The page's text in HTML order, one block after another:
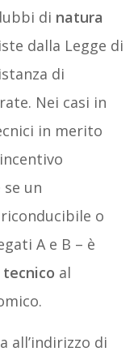
di natura
dalla Legge di
di
Nei casi in
in merito
un
o
A e B – è
al
all’indirizzo di